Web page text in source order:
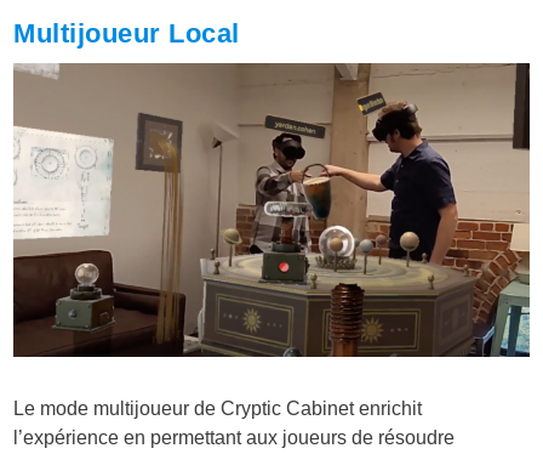
Multijoueur Local
Le mode multijoueur de Cryptic Cabinet enrichit
l’expérience en permettant aux joueurs de résoudre